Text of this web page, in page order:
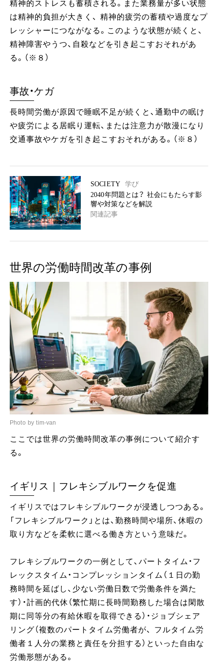
精神的ストレスも蓄積される。また業務量が多い状態
は精神的負担が大きく、 精神的疲労の蓄積や過度なプ
レッシャーにつながなる。このような状態が続くと、
精神障害やうつ、自殺などを引き起こすおそれがあ
る。（※８）
事故・ケガ
長時間労働が原因で睡眠不足が続くと、通勤中の眠け
や疲労による居眠り運転、または注意力が散漫になり
交通事故やケガを引き起こすおそれがある。（※８）
SOCIETY
学び
2040年問題とは？ 社会にもたらす影
響や対策などを解説
関連記事
世界の労働時間改革の事例
Photo by tim-van
ここでは世界の労働時間改革の事例について紹介す
る。
イギリス｜フレキシブルワークを促進
イギリスではフレキシブルワークが浸透しつつある。
「フレキシブルワーク」とは、勤務時間や場所、休暇の
取り方などを柔軟に選べる働き方という意味だ。
フレキシブルワークの一例として、パートタイム・フ
レックスタイム・コンプレッションタイム（１日の勤
務時間を延ばし、少ない労働日数で労働条件を満た
す）・計画的代休（繁忙期に長時間勤務した場合は閑散
期に同等分の有給休暇を取得できる）・ジョブシェア
リング（複数のパートタイム労働者が、 フルタイム労
働者１人分の業務と責任を分担する）といった自由な
労働形態がある。